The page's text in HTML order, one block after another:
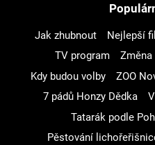
Jak zhubnout Nejlepší
TV program
Změna
Kdy budou volby
ZOO
7 pádů Honzy Dědka
Tatarák podle
Pěstování